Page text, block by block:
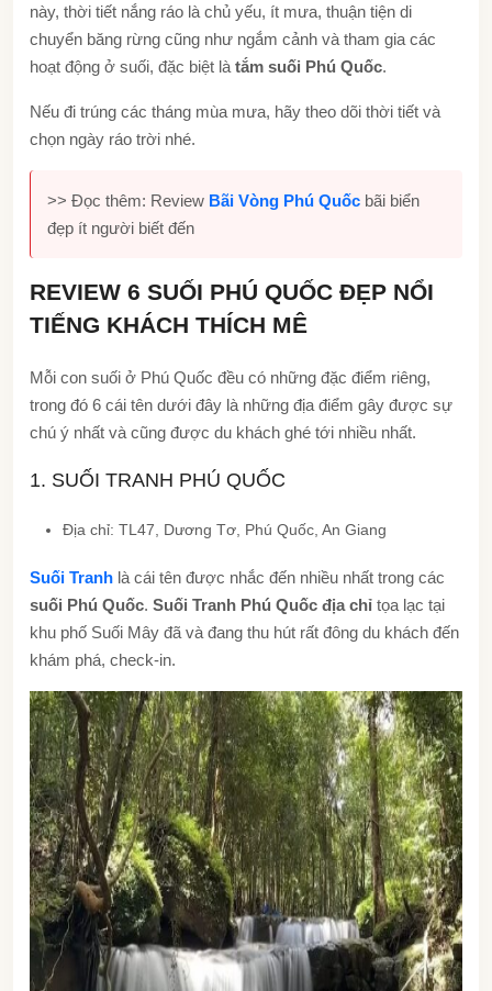
này, thời tiết nắng ráo là chủ yếu, ít mưa, thuận tiện di
chuyển băng rừng cũng như ngắm cảnh và tham gia các
hoạt động ở suối, đặc biệt là tắm suối Phú Quốc.
Nếu đi trúng các tháng mùa mưa, hãy theo dõi thời tiết và
chọn ngày ráo trời nhé.
>> Đọc thêm: Review Bãi Vòng Phú Quốc bãi biển
đẹp ít người biết đến
REVIEW 6 SUỐI PHÚ QUỐC ĐẸP NỔI
TIẾNG KHÁCH THÍCH MÊ
Mỗi con suối ở Phú Quốc đều có những đặc điểm riêng,
trong đó 6 cái tên dưới đây là những địa điểm gây được sự
chú ý nhất và cũng được du khách ghé tới nhiều nhất.
1. SUỐI TRANH PHÚ QUỐC
Địa chỉ: TL47, Dương Tơ, Phú Quốc, An Giang
Suối Tranh là cái tên được nhắc đến nhiều nhất trong các
suối Phú Quốc. Suối Tranh Phú Quốc địa chỉ tọa lạc tại
khu phố Suối Mây đã và đang thu hút rất đông du khách đến
khám phá, check-in.